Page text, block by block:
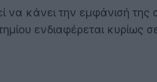
να κάνει την εμφάνισή
ενδιαφέρεται κυρίως